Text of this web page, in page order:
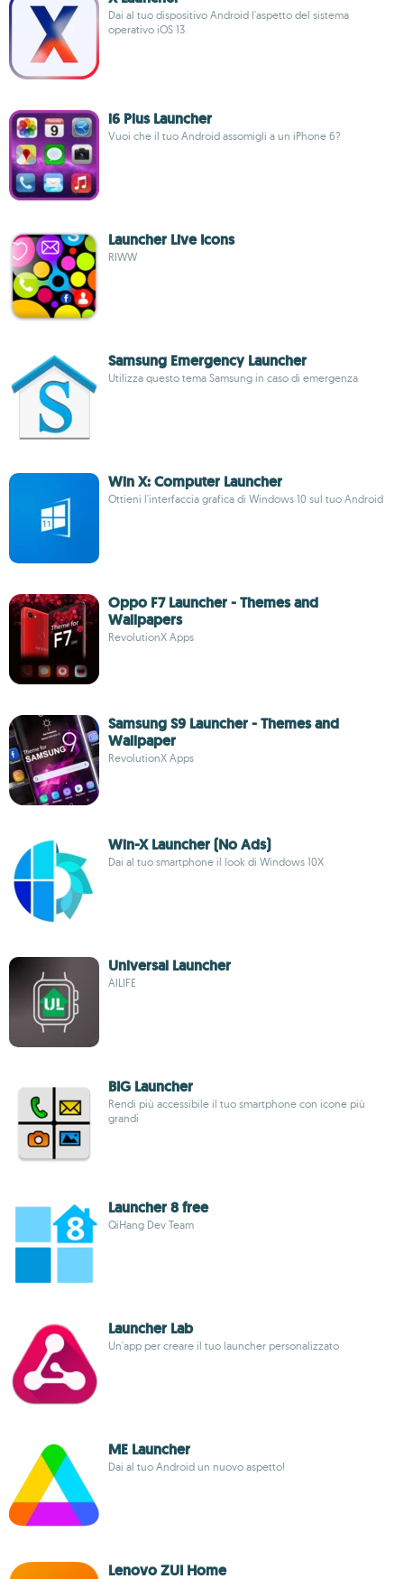
Dai al tuo dispositivo Android l'aspetto del sistema
operativo iOS 13
i6 Plus Launcher
Vuoi che il tuo Android assomigli a un iPhone 6?
Launcher Live Icons
RIWW
Samsung Emergency Launcher
Utilizza questo tema Samsung in caso di emergenza
Win X: Computer Launcher
Ottieni l'interfaccia grafica di Windows 10 sul tuo Android
Oppo F7 Launcher - Themes and
Wallpapers
RevolutionX Apps
Samsung S9 Launcher - Themes and
Wallpaper
RevolutionX Apps
Win-X Launcher (No Ads)
Dai al tuo smartphone il look di Windows 10X
Universal Launcher
AILIFE
BIG Launcher
Rendi più accessibile il tuo smartphone con icone più
grandi
Launcher 8 free
QiHang Dev Team
Launcher Lab
Un'app per creare il tuo launcher personalizzato
ME Launcher
Dai al tuo Android un nuovo aspetto!
Lenovo ZUI Home